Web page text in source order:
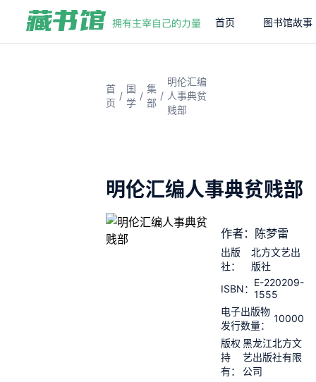
首页 图书馆故事
首
页
/
国
学
/
集
部
/
明伦汇编
人事典贫
贱部
明伦汇编人事典贫贱部
作者：陈梦雷
出版
社：
北方文艺出
版社
ISBN：
E-220209-
1555
电子出版物
发行数量：
10000
版权
持
有：
黑龙江北方文
艺出版社有限
公司